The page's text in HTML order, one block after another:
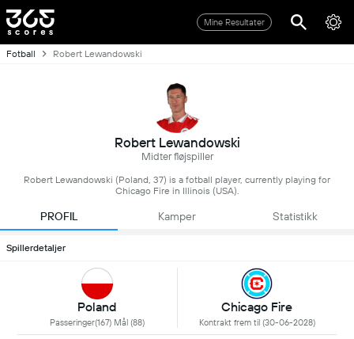
Mine Resultater
Fotball Robert Lewandowski
Robert Lewandowski
Midter fløjspiller
Robert Lewandowski (Poland, 37) is a fotball player, currently playing for
Chicago Fire in Illinois (USA).
PROFIL Kamper Statistikk
Spillerdetaljer
Poland
Passeringer(167) Mål (88)
Chicago Fire
Kontrakt frem til (30-06-2028)